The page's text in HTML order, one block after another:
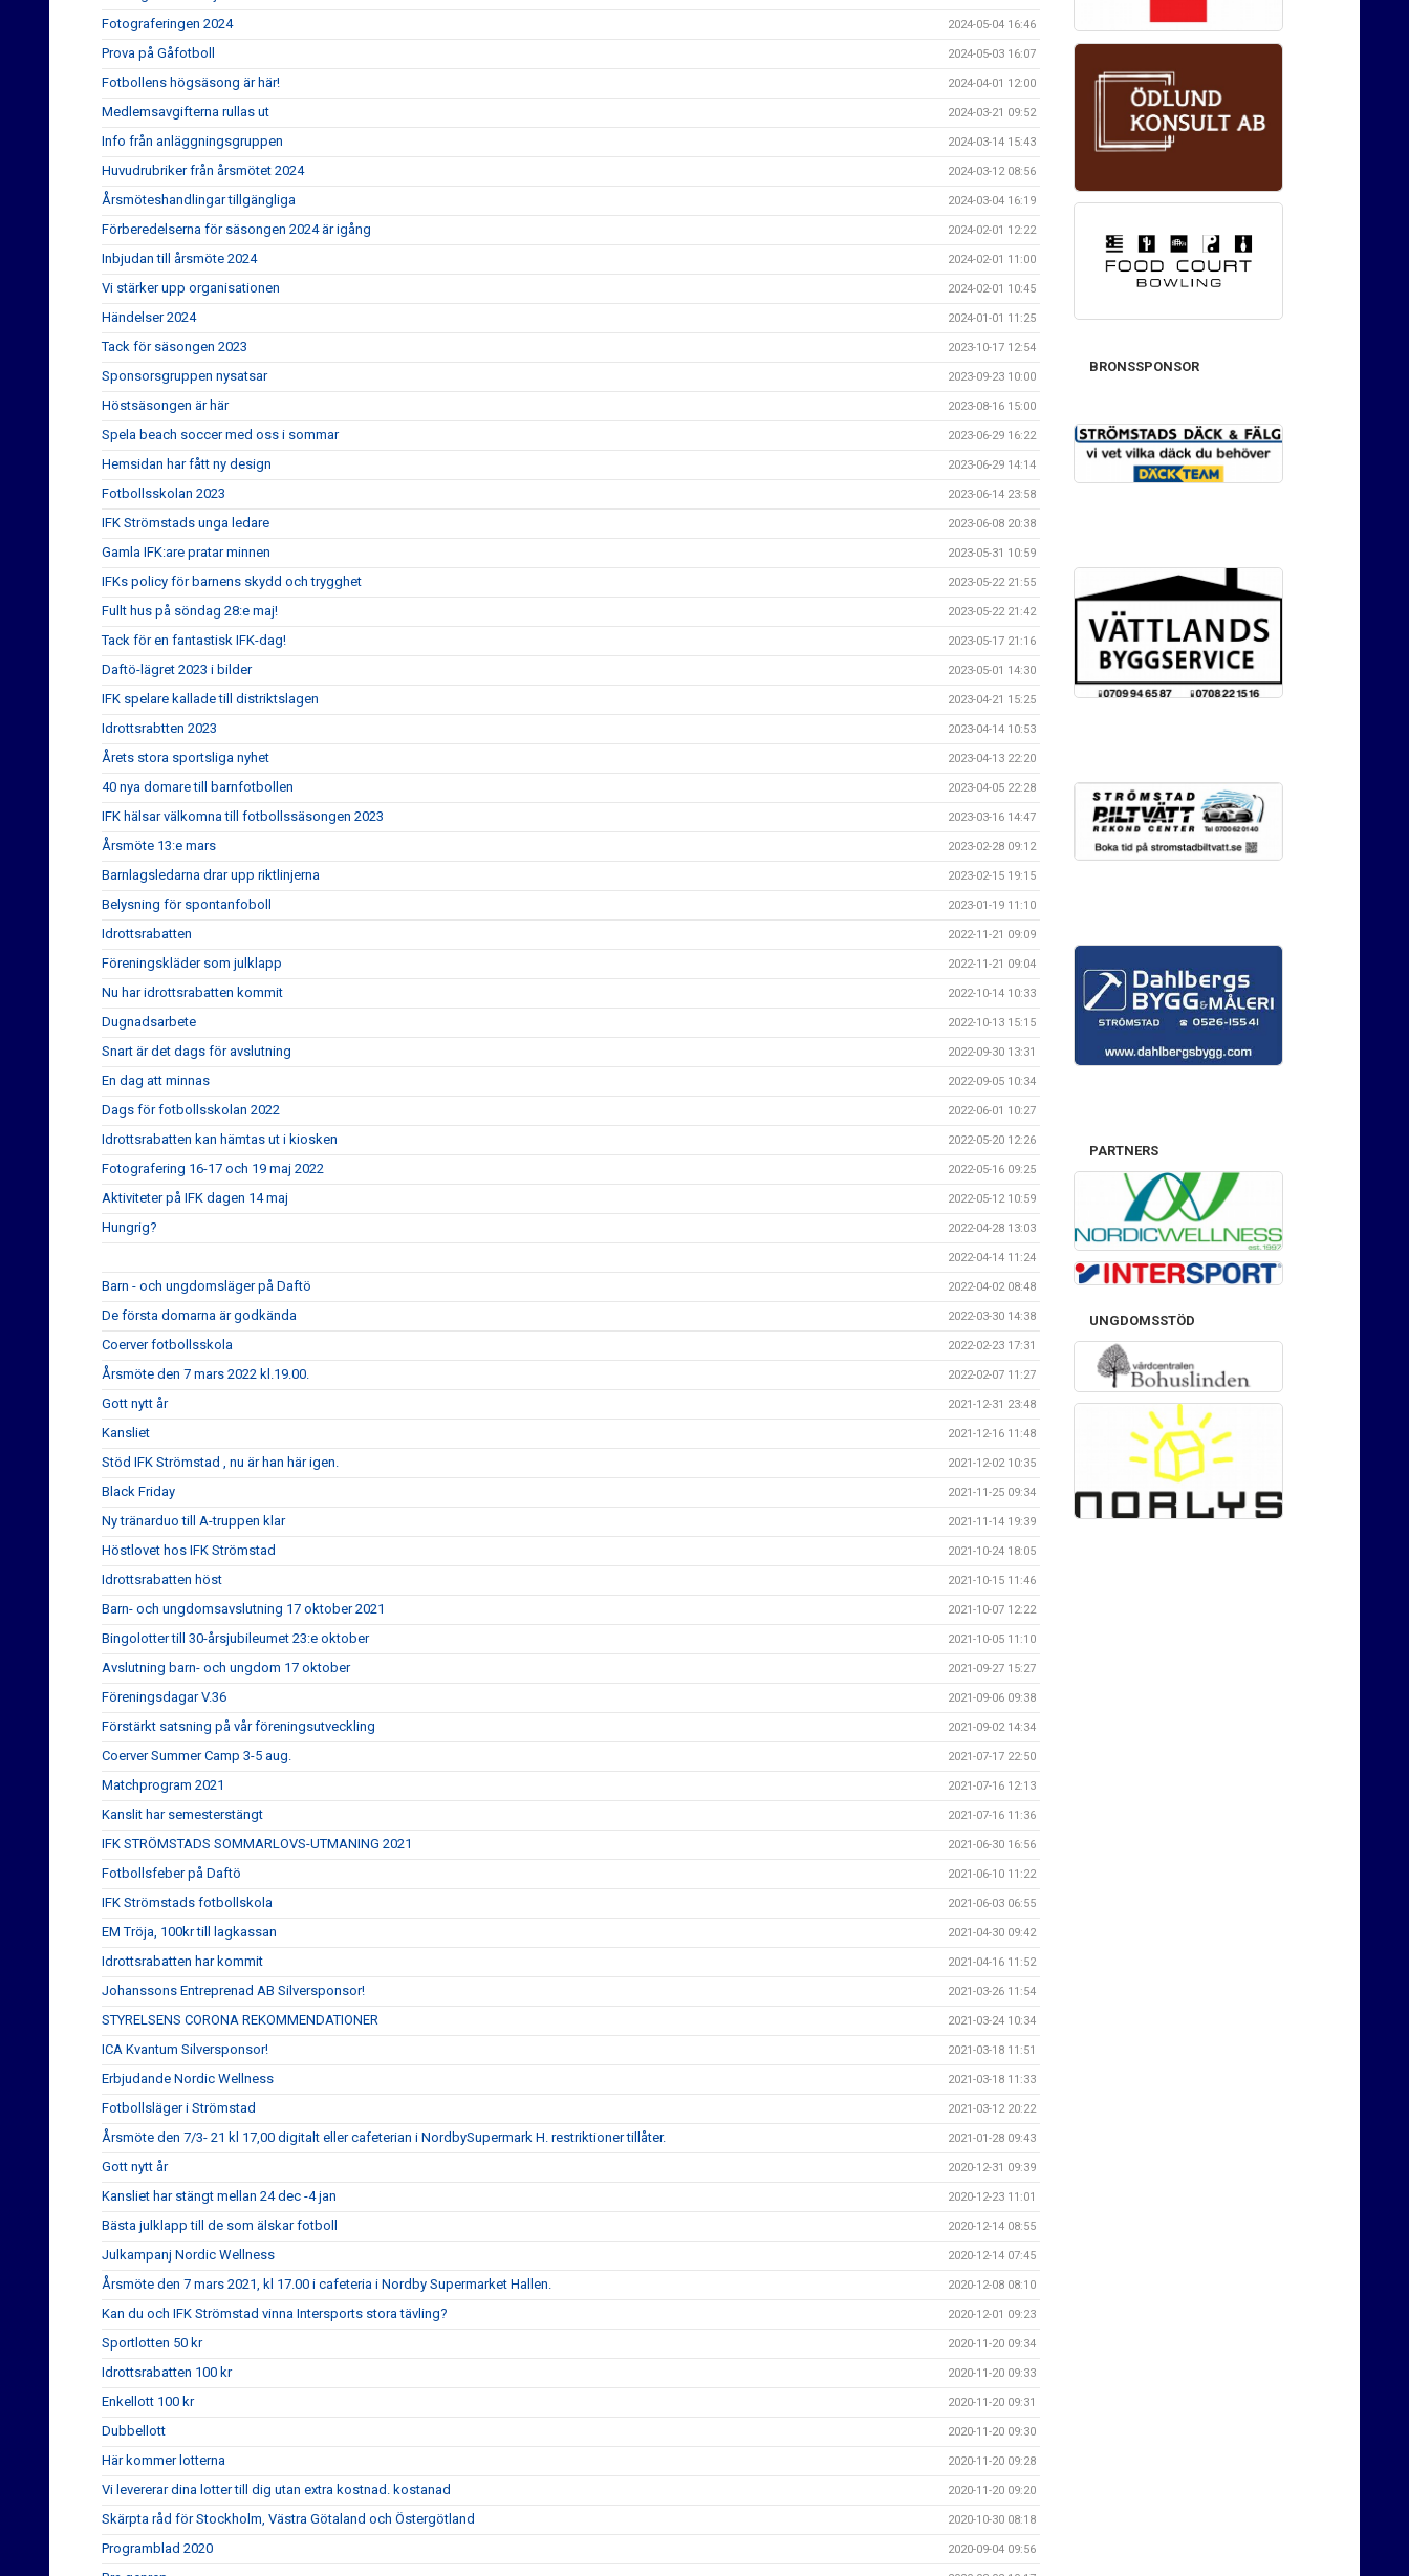
Fotograferingen 2024 2024-05-04 16:46
Prova på Gåfotboll 2024-05-03 16:07
Fotbollens högsäsong är här! 2024-04-01 12:00
Medlemsavgifterna rullas ut 2024-03-21 09:52
Info från anläggningsgruppen 2024-03-14 15:43
Huvudrubriker från årsmötet 2024 2024-03-12 08:56
Årsmöteshandlingar tillgängliga 2024-03-04 16:19
Förberedelserna för säsongen 2024 är igång 2024-02-01 12:22
Inbjudan till årsmöte 2024 2024-02-01 11:00
Vi stärker upp organisationen 2024-02-01 10:45
Händelser 2024 2024-01-01 11:25
Tack för säsongen 2023 2023-10-17 12:54
Sponsorsgruppen nysatsar 2023-09-23 10:00
Höstsäsongen är här 2023-08-16 15:00
Spela beach soccer med oss i sommar 2023-06-29 16:22
Hemsidan har fått ny design 2023-06-29 14:14
Fotbollsskolan 2023 2023-06-14 23:58
IFK Strömstads unga ledare 2023-06-08 20:38
Gamla IFK:are pratar minnen 2023-05-31 10:59
IFKs policy för barnens skydd och trygghet 2023-05-22 21:55
Fullt hus på söndag 28:e maj! 2023-05-22 21:42
Tack för en fantastisk IFK-dag! 2023-05-17 21:16
Daftö-lägret 2023 i bilder 2023-05-01 14:30
IFK spelare kallade till distriktslagen 2023-04-21 15:25
Idrottsrabtten 2023 2023-04-14 10:53
Årets stora sportsliga nyhet 2023-04-13 22:20
40 nya domare till barnfotbollen 2023-04-05 22:28
IFK hälsar välkomna till fotbollssäsongen 2023 2023-03-16 14:47
Årsmöte 13:e mars 2023-02-28 09:12
Barnlagsledarna drar upp riktlinjerna 2023-02-15 19:15
Belysning för spontanfoboll 2023-01-19 11:10
Idrottsrabatten 2022-11-21 09:09
Föreningskläder som julklapp 2022-11-21 09:04
Nu har idrottsrabatten kommit 2022-10-14 10:33
Dugnadsarbete 2022-10-13 15:15
Snart är det dags för avslutning 2022-09-30 13:31
En dag att minnas 2022-09-05 10:34
Dags för fotbollsskolan 2022 2022-06-01 10:27
Idrottsrabatten kan hämtas ut i kiosken 2022-05-20 12:26
Fotografering 16-17 och 19 maj 2022 2022-05-16 09:25
Aktiviteter på IFK dagen 14 maj 2022-05-12 10:59
Hungrig? 2022-04-28 13:03
2022-04-14 11:24
Barn - och ungdomsläger på Daftö 2022-04-02 08:48
De första domarna är godkända 2022-03-30 14:38
Coerver fotbollsskola 2022-02-23 17:31
Årsmöte den 7 mars 2022 kl.19.00. 2022-02-07 11:27
Gott nytt år 2021-12-31 23:48
Kansliet 2021-12-16 11:48
Stöd IFK Strömstad , nu är han här igen. 2021-12-02 10:35
Black Friday 2021-11-25 09:34
Ny tränarduo till A-truppen klar 2021-11-14 19:39
Höstlovet hos IFK Strömstad 2021-10-24 18:05
Idrottsrabatten höst 2021-10-15 11:46
Barn- och ungdomsavslutning 17 oktober 2021 2021-10-07 12:22
Bingolotter till 30-årsjubileumet 23:e oktober 2021-10-05 11:10
Avslutning barn- och ungdom 17 oktober 2021-09-27 15:27
Föreningsdagar V.36 2021-09-06 09:38
Förstärkt satsning på vår föreningsutveckling 2021-09-02 14:34
Coerver Summer Camp 3-5 aug. 2021-07-17 22:50
Matchprogram 2021 2021-07-16 12:13
Kanslit har semesterstängt 2021-07-16 11:36
IFK STRÖMSTADS SOMMARLOVS-UTMANING 2021 2021-06-30 16:56
Fotbollsfeber på Daftö 2021-06-10 11:22
IFK Strömstads fotbollskola 2021-06-03 06:55
EM Tröja, 100kr till lagkassan 2021-04-30 09:42
Idrottsrabatten har kommit 2021-04-16 11:52
Johanssons Entreprenad AB Silversponsor! 2021-03-26 11:54
STYRELSENS CORONA REKOMMENDATIONER 2021-03-24 10:34
ICA Kvantum Silversponsor! 2021-03-18 11:51
Erbjudande Nordic Wellness 2021-03-18 11:33
Fotbollsläger i Strömstad 2021-03-12 20:22
Årsmöte den 7/3- 21 kl 17,00 digitalt eller cafeterian i NordbySupermark H. restriktioner tillåter. 2021-01-28 09:43
Gott nytt år 2020-12-31 09:39
Kansliet har stängt mellan 24 dec -4 jan 2020-12-23 11:01
Bästa julklapp till de som älskar fotboll 2020-12-14 08:55
Julkampanj Nordic Wellness 2020-12-14 07:45
Årsmöte den 7 mars 2021, kl 17.00 i cafeteria i Nordby Supermarket Hallen. 2020-12-08 08:10
Kan du och IFK Strömstad vinna Intersports stora tävling? 2020-12-01 09:23
Sportlotten 50 kr 2020-11-20 09:34
Idrottsrabatten 100 kr 2020-11-20 09:33
Enkellott 100 kr 2020-11-20 09:31
Dubbellott 2020-11-20 09:30
Här kommer lotterna 2020-11-20 09:28
Vi levererar dina lotter till dig utan extra kostnad. kostanad 2020-11-20 09:20
Skärpta råd för Stockholm, Västra Götaland och Östergötland 2020-10-30 08:18
Programblad 2020 2020-09-04 09:56
BRONSSPONSOR
PARTNERS
UNGDOMSSTÖD